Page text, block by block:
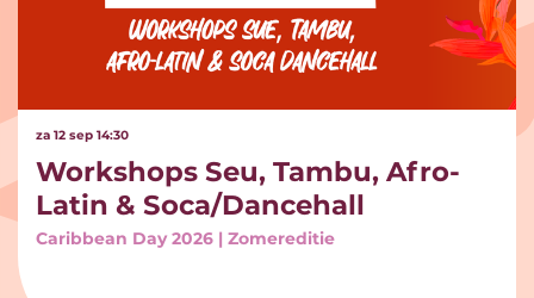
Workshops Seu, Tambu, Afro-
Latin & Soca/Dancehall
Caribbean Day 2026 | Zomereditie
za 12 sep 14:30